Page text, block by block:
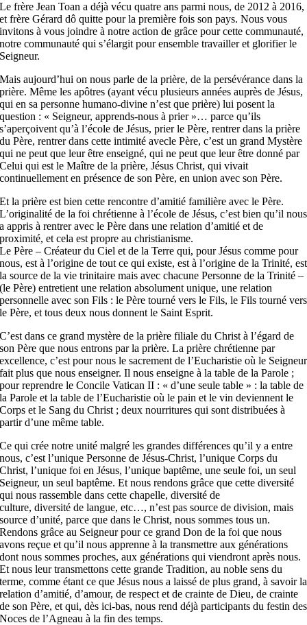
Le frère Jean Toan a déjà vécu quatre ans parmi nous, de 2012 à 2016,
et frère Gérard dô quitte pour la première fois son pays. Nous vous
invitons à vous joindre à notre action de grâce pour cette communauté,
notre communauté qui s’élargit pour ensemble travailler et glorifier le
Seigneur.
Mais aujourd’hui on nous parle de la prière, de la persévérance dans la
prière. Même les apôtres (ayant vécu plusieurs années auprès de Jésus,
qui en sa personne humano-divine n’est que prière) lui posent la
question : « Seigneur, apprends-nous à prier »… parce qu’ils
s’aperçoivent qu’à l’école de Jésus, prier le Père, rentrer dans la prière
du Père, rentrer dans cette intimité avecle Père, c’est un grand Mystère
qui ne peut que leur être enseigné, qui ne peut que leur être donné par
Celui qui est le Maître de la prière, Jésus Christ, qui vivait
continuellement en présence de son Père, en union avec son Père.
Et la prière est bien cette rencontre d’amitié familière avec le Père.
L’originalité de la foi chrétienne à l’école de Jésus, c’est bien qu’il nous
a appris à rentrer avec le Père dans une relation d’amitié et de
proximité, et cela est propre au christianisme.
Le Père – Créateur du Ciel et de la Terre qui, pour Jésus comme pour
nous, est à l’origine de tout ce qui existe, est à l’origine de la Trinité, est
la source de la vie trinitaire mais avec chacune Personne de la Trinité –
(le Père) entretient une relation absolument unique, une relation
personnelle avec son Fils : le Père tourné vers le Fils, le Fils tourné vers
le Père, et tous deux nous donnent le Saint Esprit.
C’est dans ce grand mystère de la prière filiale du Christ à l’égard de
son Père que nous entrons par la prière. La prière chrétienne par
excellence, c’est pour nous le sacrement de l’Eucharistie où le Seigneur
fait plus que nous enseigner. Il nous enseigne à la table de la Parole ;
pour reprendre le Concile Vatican II : « d’une seule table » : la table de
la Parole et la table de l’Eucharistie où le pain et le vin deviennent le
Corps et le Sang du Christ ; deux nourritures qui sont distribuées à
partir d’une même table.
Ce qui crée notre unité malgré les grandes différences qu’il y a entre
nous, c’est l’unique Personne de Jésus-Christ, l’unique Corps du
Christ, l’unique foi en Jésus, l’unique baptême, une seule foi, un seul
Seigneur, un seul baptême. Et nous rendons grâce que cette diversité
qui nous rassemble dans cette chapelle, diversité de
culture, diversité de langue, etc…, n’est pas source de division, mais
source d’unité, parce que dans le Christ, nous sommes tous un.
Rendons grâce au Seigneur pour ce grand Don de la foi que nous
avons reçue et qu’il nous apprenne à la transmettre aux générations
dont nous sommes proches, aux générations qui viendront après nous.
Et nous leur transmettons cette grande Tradition, au noble sens du
terme, comme étant ce que Jésus nous a laissé de plus grand, à savoir la
relation d’amitié, d’amour, de respect et de crainte de Dieu, de crainte
de son Père, et qui, dès ici-bas, nous rend déjà participants du festin des
Noces de l’Agneau à la fin des temps.